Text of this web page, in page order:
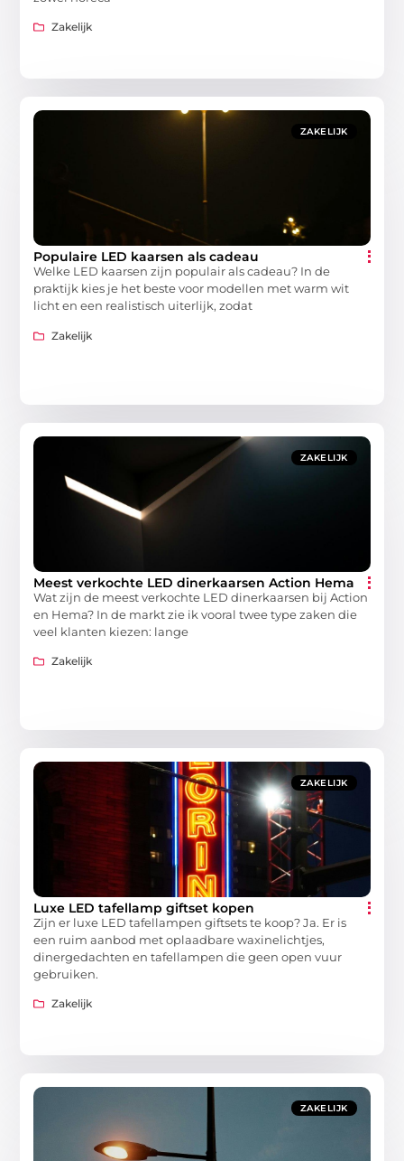
Zakelijk
ZAKELIJK
Populaire LED kaarsen als cadeau
Welke LED kaarsen zijn populair als cadeau? In de
praktijk kies je het beste voor modellen met warm wit
licht en een realistisch uiterlijk, zodat
Zakelijk
ZAKELIJK
Meest verkochte LED dinerkaarsen Action Hema
Wat zijn de meest verkochte LED dinerkaarsen bij Action
en Hema? In de markt zie ik vooral twee type zaken die
veel klanten kiezen: lange
Zakelijk
ZAKELIJK
Luxe LED tafellamp giftset kopen
Zijn er luxe LED tafellampen giftsets te koop? Ja. Er is
een ruim aanbod met oplaadbare waxinelichtjes,
dinergedachten en tafellampen die geen open vuur
gebruiken.
Zakelijk
ZAKELIJK